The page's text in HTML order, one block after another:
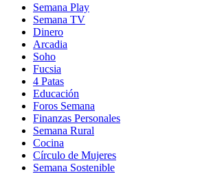
Semana Play
Semana TV
Dinero
Arcadia
Soho
in
new
window
Fucsia
in
new
window
4 Patas
Educación
Foros Semana
Finanzas Personales
Semana Rural
Cocina
Círculo de Mujeres
Semana Sostenible